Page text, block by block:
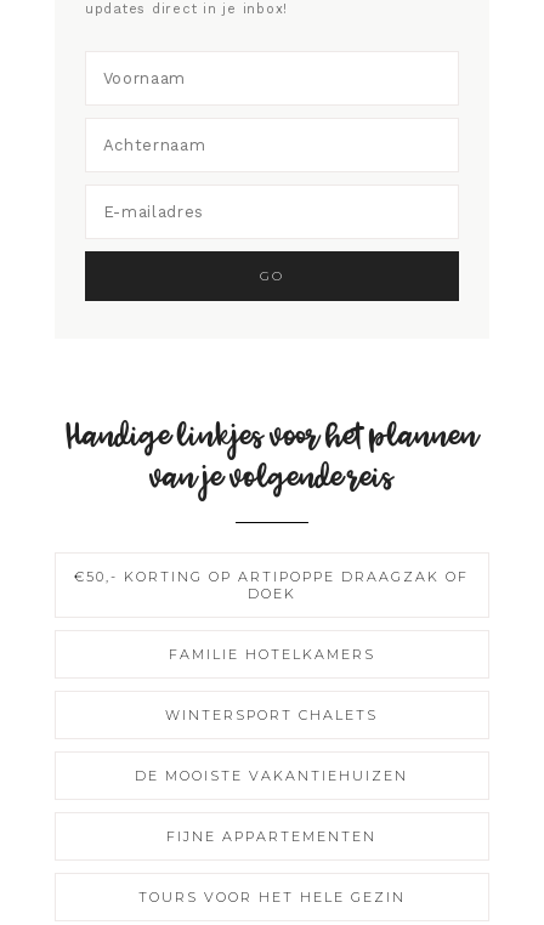
updates direct in je inbox!
Handige linkjes voor het plannen
van je volgende reis
€50,- KORTING OP ARTIPOPPE DRAAGZAK OF
DOEK
FAMILIE HOTELKAMERS
WINTERSPORT CHALETS
DE MOOISTE VAKANTIEHUIZEN
FIJNE APPARTEMENTEN
TOURS VOOR HET HELE GEZIN